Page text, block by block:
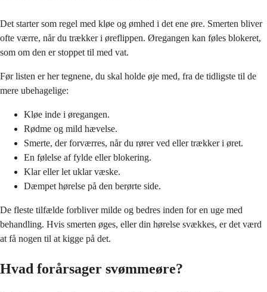
Det starter som regel med kløe og ømhed i det ene øre. Smerten bliver
ofte værre, når du trækker i øreflippen. Øregangen kan føles blokeret,
som om den er stoppet til med vat.
Før listen er her tegnene, du skal holde øje med, fra de tidligste til de
mere ubehagelige:
Kløe inde i øregangen.
Rødme og mild hævelse.
Smerte, der forværres, når du rører ved eller trækker i øret.
En følelse af fylde eller blokering.
Klar eller let uklar væske.
Dæmpet hørelse på den berørte side.
De fleste tilfælde forbliver milde og bedres inden for en uge med
behandling. Hvis smerten øges, eller din hørelse svækkes, er det værd
at få nogen til at kigge på det.
Hvad forårsager svømmeøre?